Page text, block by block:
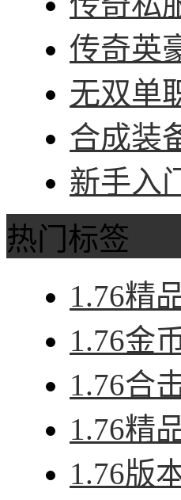
传奇英
无双单
合成装
新手入
热门标签
1.76精
1.76金
1.76合
1.76精
1.76版